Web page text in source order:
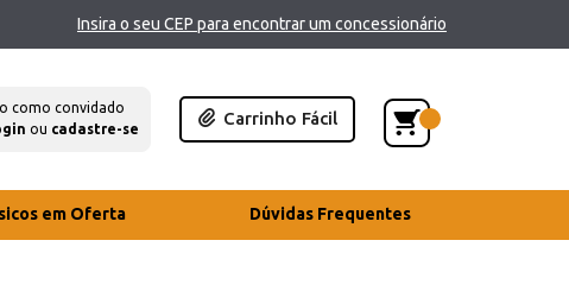
Insira o seu CEP para encontrar um concessionário
como convidado
ou cadastre-se
Carrinho Fácil
em Oferta Dúvidas Frequentes